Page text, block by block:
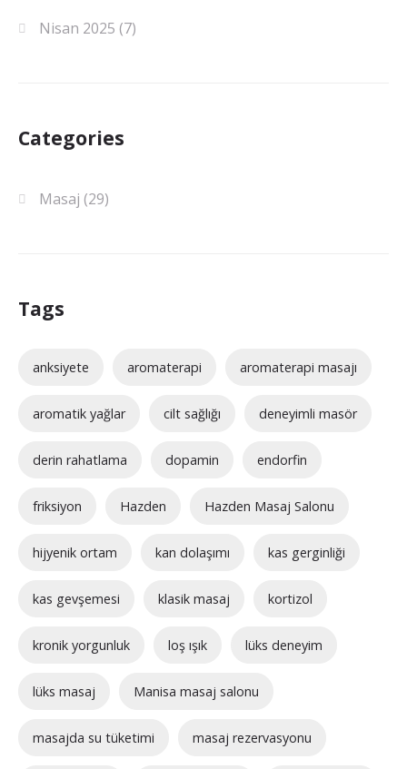
Nisan 2025 (7)
Categories
Masaj (29)
Tags
anksiyete aromaterapi aromaterapi masajı
aromatik yağlar cilt sağlığı deneyimli masör
derin rahatlama dopamin endorfin
friksiyon Hazden Hazden Masaj Salonu
hijyenik ortam kan dolaşımı kas gerginliği
kas gevşemesi klasik masaj kortizol
kronik yorgunluk loş ışık lüks deneyim
lüks masaj Manisa masaj salonu
masajda su tüketimi masaj rezervasyonu